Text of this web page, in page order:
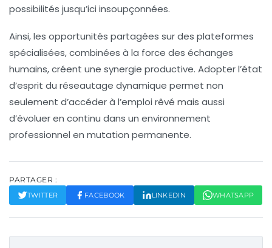
possibilités jusqu’ici insoupçonnées.
Ainsi, les opportunités partagées sur des plateformes
spécialisées, combinées à la force des échanges
humains, créent une synergie productive. Adopter l’état
d’esprit du réseautage dynamique permet non
seulement d’accéder à l’emploi rêvé mais aussi
d’évoluer en continu dans un environnement
professionnel en mutation permanente.
PARTAGER :
TWITTER FACEBOOK LINKEDIN WHATSAPP